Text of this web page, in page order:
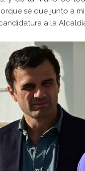
sé que junto a
a la